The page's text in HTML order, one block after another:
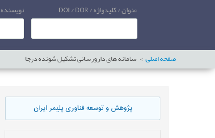
عنوان / کلیدواژه / DOI / DOR نویسنده
صفحه اصلی سامانه های دارورسانی تشکیل شونده درجا
پژوهش و توسعه فناوری پلیمر ایران